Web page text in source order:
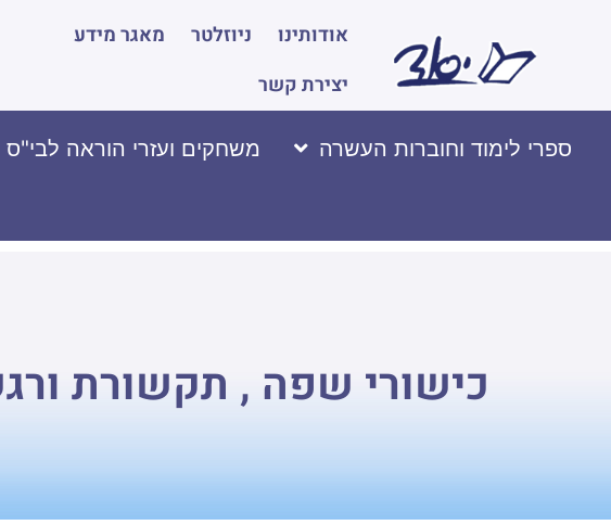
אודותינו ניוזלטר
מאגר מידע
יצירת קשר
ספרי לימוד וחוברות העשרה משחקים ועזרי הוראה לבי"ס
כישורי שפה , תקשורת